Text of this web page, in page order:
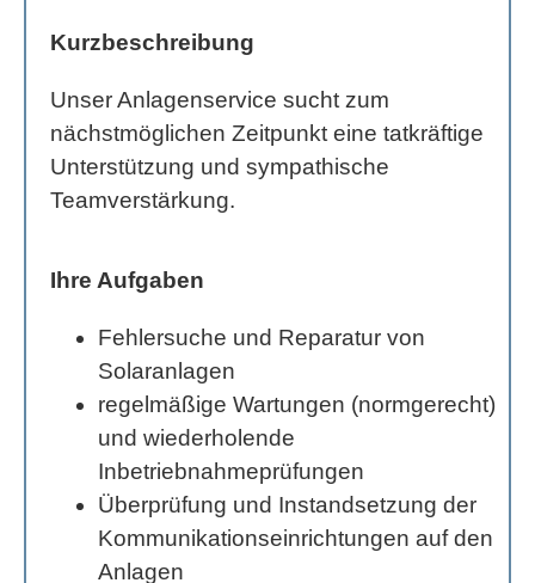
Kurzbeschreibung
Unser Anlagenservice sucht zum
nächstmöglichen Zeitpunkt eine tatkräftige
Unterstützung und sympathische
Teamverstärkung.
Ihre Aufgaben
Fehlersuche und Reparatur von
Solaranlagen
regelmäßige Wartungen (normgerecht)
und wiederholende
Inbetriebnahmeprüfungen
Überprüfung und Instandsetzung der
Kommunikationseinrichtungen auf den
Anlagen